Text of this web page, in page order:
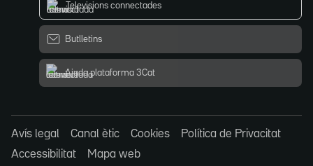
Televisions connectades
Butlletins
Ajuda plataforma 3Cat
Avís legal Canal ètic Cookies
Política de Privacitat
Accessibilitat
Mapa web